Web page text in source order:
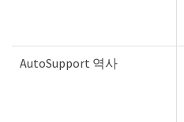
AutoSupport 역사